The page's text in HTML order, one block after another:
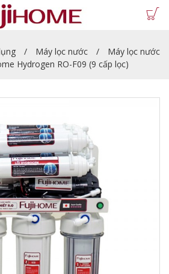
Máy lọc nước
Máy lọc nước
Hydrogen RO-F09 (9 cấp lọc)